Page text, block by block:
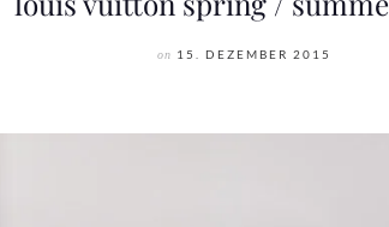
on 15. DEZEMBER 2015